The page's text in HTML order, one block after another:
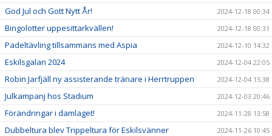
God Jul och Gott Nytt År! 2024-12-18 00:34
Bingolotter uppesittarkvällen! 2024-12-18 00:31
Padeltävling tillsammans med Aspia 2024-12-10 14:32
Eskilsgalan 2024 2024-12-04 22:05
Robin Jarfjäll ny assisterande tränare i Herrtruppen 2024-12-04 15:38
Julkampanj hos Stadium 2024-12-03 20:46
Förändringar i damlaget! 2024-11-28 13:58
Dubbeltura blev Trippeltura för Eskilsvänner 2024-11-26 10:45